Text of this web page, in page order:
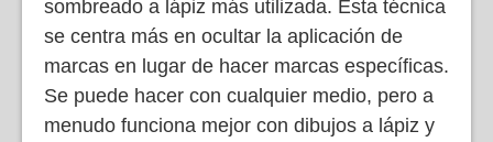
sombreado a lápiz más utilizada. Esta técnica
se centra más en ocultar la aplicación de
marcas en lugar de hacer marcas específicas.
Se puede hacer con cualquier medio, pero a
menudo funciona mejor con dibujos a lápiz y